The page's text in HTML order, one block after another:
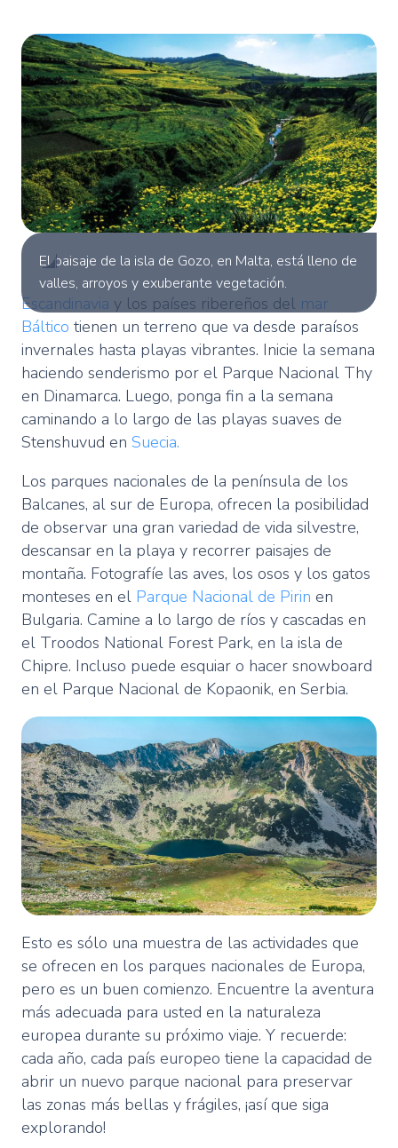
El paisaje de la isla de Gozo, en Malta, está lleno de
valles, arroyos y exuberante vegetación.
Escandinavia y los países ribereños del mar
Báltico tienen un terreno que va desde paraísos
invernales hasta playas vibrantes. Inicie la semana
haciendo senderismo por el Parque Nacional Thy
en Dinamarca. Luego, ponga fin a la semana
caminando a lo largo de las playas suaves de
Stenshuvud en Suecia.
Los parques nacionales de la península de los
Balcanes, al sur de Europa, ofrecen la posibilidad
de observar una gran variedad de vida silvestre,
descansar en la playa y recorrer paisajes de
montaña. Fotografíe las aves, los osos y los gatos
monteses en el Parque Nacional de Pirin en
Bulgaria. Camine a lo largo de ríos y cascadas en
el Troodos National Forest Park, en la isla de
Chipre. Incluso puede esquiar o hacer snowboard
en el Parque Nacional de Kopaonik, en Serbia.
Esto es sólo una muestra de las actividades que
se ofrecen en los parques nacionales de Europa,
pero es un buen comienzo. Encuentre la aventura
más adecuada para usted en la naturaleza
europea durante su próximo viaje. Y recuerde:
cada año, cada país europeo tiene la capacidad de
abrir un nuevo parque nacional para preservar
las zonas más bellas y frágiles, ¡así que siga
explorando!